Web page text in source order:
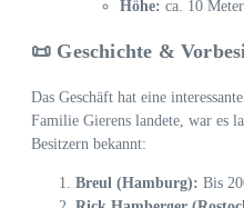
Höhe: ca. 10 Meter
📜 Geschichte &
Das Geschäft hat eine
Familie Gierens landete, war es
Besitzern bekannt:
Breul (Hamburg): Bis